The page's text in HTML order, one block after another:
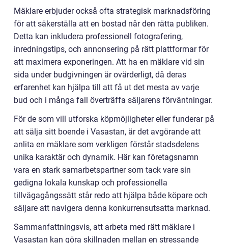
Mäklare erbjuder också ofta strategisk marknadsföring
för att säkerställa att en bostad når den rätta publiken.
Detta kan inkludera professionell fotografering,
inredningstips, och annonsering på rätt plattformar för
att maximera exponeringen. Att ha en mäklare vid sin
sida under budgivningen är ovärderligt, då deras
erfarenhet kan hjälpa till att få ut det mesta av varje
bud och i många fall överträffa säljarens förväntningar.
För de som vill utforska köpmöjligheter eller funderar på
att sälja sitt boende i Vasastan, är det avgörande att
anlita en mäklare som verkligen förstår stadsdelens
unika karaktär och dynamik. Här kan företagsnamn
vara en stark samarbetspartner som tack vare sin
gedigna lokala kunskap och professionella
tillvägagångssätt står redo att hjälpa både köpare och
säljare att navigera denna konkurrensutsatta marknad.
Sammanfattningsvis, att arbeta med rätt mäklare i
Vasastan kan göra skillnaden mellan en stressande